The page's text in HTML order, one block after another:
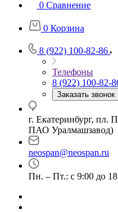
0 Сравнение
0 Корзина
8 (922) 100-82-86
Телефоны
8 (922) 100-82-
Заказать звонок
г. Екатеринбург, пл.
ПАО Уралмашзавод)
neospan@neospan.ru
Пн. – Пт.: с 9:00 до